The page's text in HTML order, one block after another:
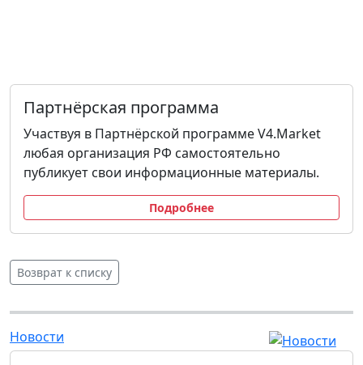
Партнёрская программа
Участвуя в Партнёрской программе V4.Market
любая организация РФ самостоятельно
публикует свои информационные материалы.
Подробнее
Возврат к списку
Новости